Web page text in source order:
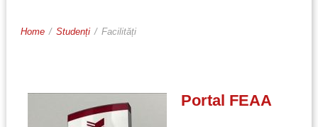
Home / Studenți / Facilități
Portal FEAA